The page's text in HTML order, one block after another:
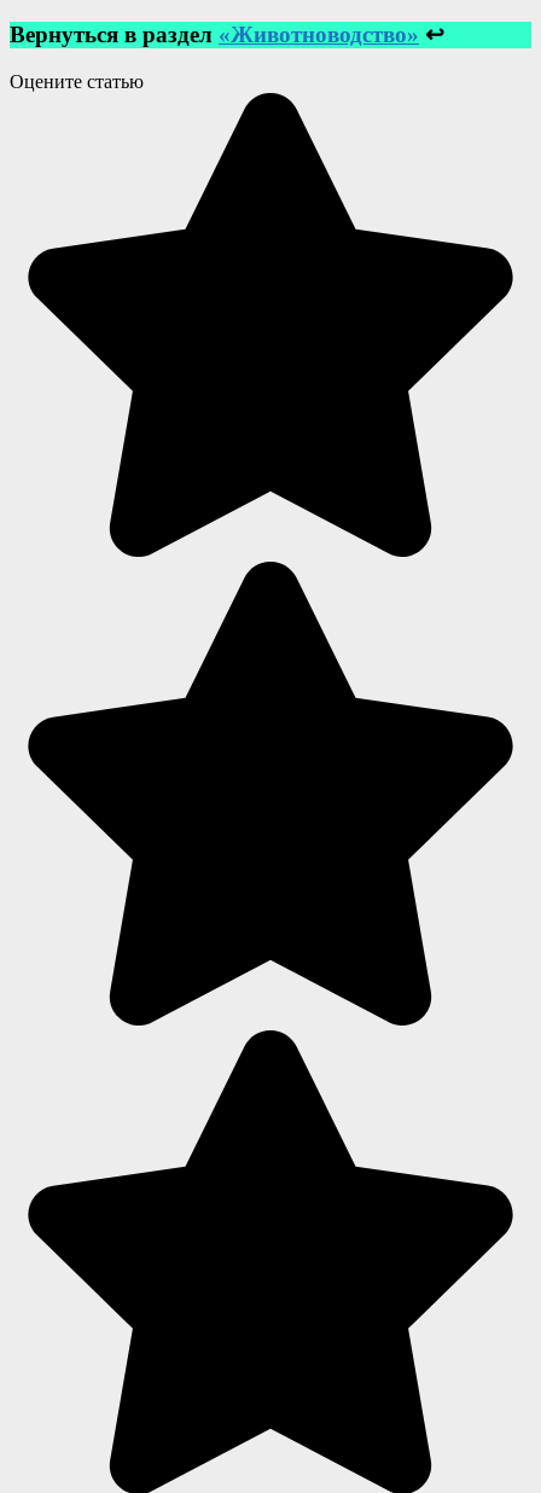
Вернуться в раздел «Животноводство» ↩
Оцените статью